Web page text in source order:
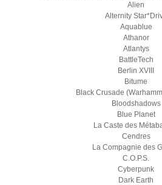
Alien
Alternity
Aquablue
Athanor
Atlantys
BattleTech
Berlin XVIII
Bitume
Black Crusade
Bloodshadows
Blue Planet
La Caste des
Cendres
La Compagnie des
C.O.P.S.
Cyberpunk
Dark Earth